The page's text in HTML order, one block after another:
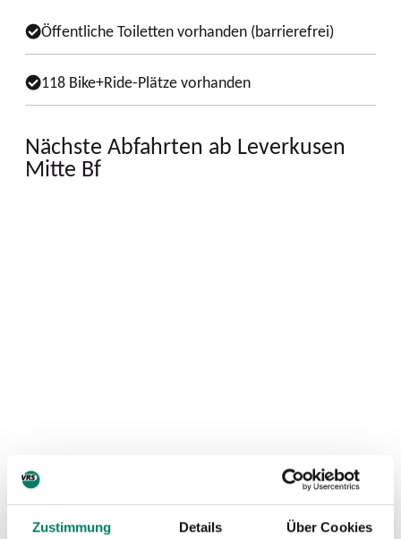
Zustimmung Details Über Cookies
Öffentliche Toiletten vorhanden (barrierefrei)
118 Bike+Ride-Plätze vorhanden
Nächste Abfahrten ab Leverkusen
Mitte Bf